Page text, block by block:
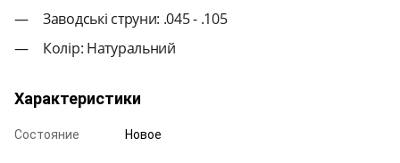
Заводські струни: .045 - .105
Колір: Натуральний
Характеристики
Состояние Новое